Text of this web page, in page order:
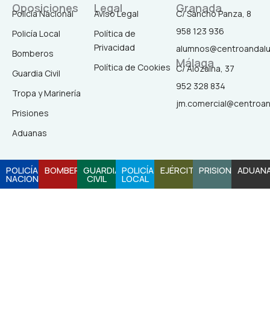
b
o
-
a
r
m
o
Oposiciones
Policía Nacional
Policía Local
Bomberos
Guardia Civil
Tropa y Marinería
Prisiones
Aduanas
Legal
Aviso Legal
Política de
Privacidad
Política de Cookies
Granada
C/ Sancho Panza, 8
958 123 936
Málaga
C/ Alozaina, 37
952 328 834
POLICÍA
NACIONAL
BOMBEROSGUARDIA
CIVIL
POLICÍA
LOCAL
EJÉRCITOPRISIONES